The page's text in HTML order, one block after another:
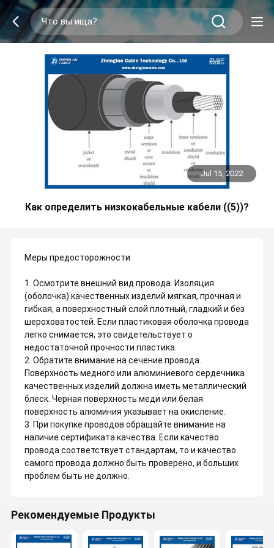
Jul 15, 2022
Как определить низкокабельные кабели ((5))?
Меры предосторожности
1. Осмотрите внешний вид провода. Изоляция
(оболочка) качественных изделий мягкая, прочная и
гибкая, а поверхностный слой плотный, гладкий и без
шероховатостей. Если пластиковая оболочка провода
легко снимается, это свидетельствует о
недостаточной прочности пластика.
2. Обратите внимание на сечение провода.
Поверхность медного или алюминиевого сердечника
качественных изделий должна иметь металлический
блеск. Черная поверхность меди или белая
поверхность алюминия указывает на окисление.
3. При покупке проводов обращайте внимание на
наличие сертификата качества. Если качество
провода соответствует стандартам, то и качество
самого провода должно быть проверено, и больших
проблем быть не должно.
Рекомендуемые Продукты